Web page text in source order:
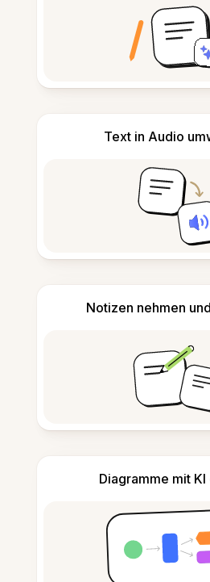
Text in Audio
Notizen nehmen
Diagramme mit